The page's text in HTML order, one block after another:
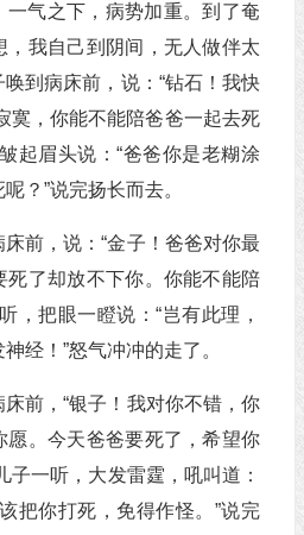
一气之下，病势加重。到了奄
，我自己到阴间，无人做伴太
到病床前，说：“钻石！我快
寞，你能不能陪爸爸一起去死
起眉头说：“爸爸你是老糊涂
？”说完扬长而去。
前，说：“金子！爸爸对你最
死了却放不下你。你能不能陪
，把眼一瞪说：“岂有此理，
经！”怒气冲冲的走了。
前，“银子！我对你不错，你
愿。今天爸爸要死了，希望你
子一听，大发雷霆，吼叫道：
把你打死，免得作怪。”说完